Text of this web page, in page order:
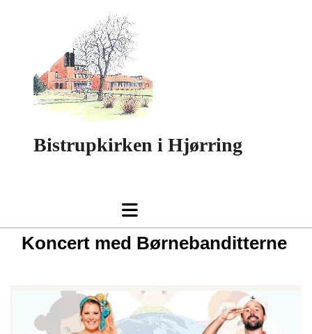
Bistrupkirken i Hjørring
Koncert med Børnebanditterne